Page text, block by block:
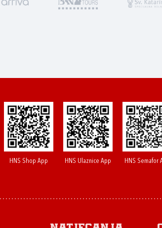
HNS Shop App HNS Ulaznice App HNS Semafor